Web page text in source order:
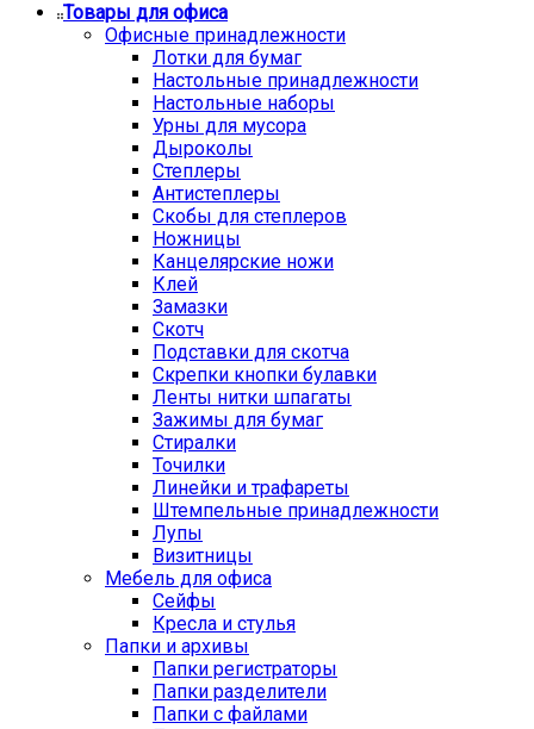
Товары для офиса
Офисные принадлежности
Лотки для бумаг
Настольные принадлежности
Настольные наборы
Урны для мусора
Дыроколы
Степлеры
Антистеплеры
Скобы для степлеров
Ножницы
Канцелярские ножи
Клей
Замазки
Скотч
Подставки для скотча
Скрепки кнопки булавки
Ленты нитки шпагаты
Зажимы для бумаг
Стиралки
Точилки
Линейки и трафареты
Штемпельные принадлежности
Лупы
Визитницы
Мебель для офиса
Сейфы
Кресла и стулья
Папки и архивы
Папки регистраторы
Папки разделители
Папки с файлами